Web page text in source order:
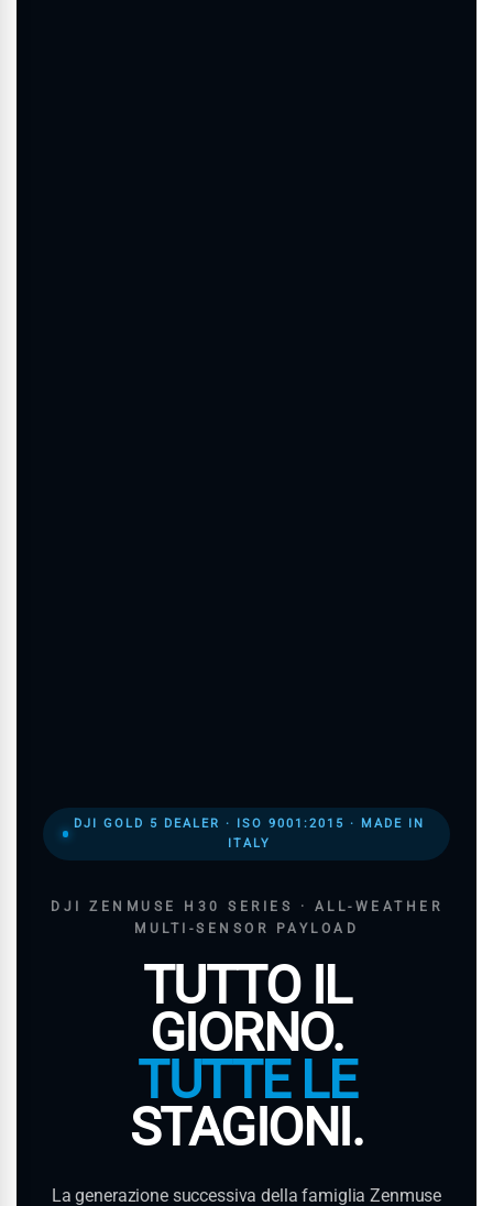
DJI GOLD 5 DEALER · ISO 9001:2015 · MADE IN
ITALY
DJI ZENMUSE H30 SERIES · ALL-WEATHER
MULTI-SENSOR PAYLOAD
TUTTO IL
GIORNO.
TUTTE LE
STAGIONI.
La generazione successiva della famiglia Zenmuse